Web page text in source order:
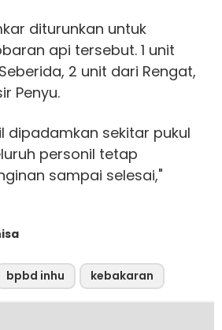
diturunkan untuk
api tersebut. 1 unit
2 unit dari Rengat,
Penyu.
dipadamkan sekitar pukul
personil tetap
sampai selesai,"
bpbd inhu kebakaran